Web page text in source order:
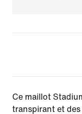
Ce maillot
transpirant et